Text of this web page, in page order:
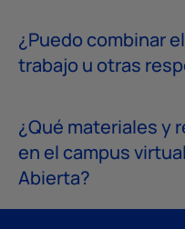
¿Puedo combinar
trabajo u otras
¿Qué materiales y
en el campus
Abierta?